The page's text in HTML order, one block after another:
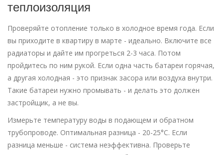
теплоизоляция
Проверяйте отопление только в холодное время года. Если
вы приходите в квартиру в марте - идеально. Включите все
радиаторы и дайте им прогреться 2-3 часа. Потом
пройдитесь по ним рукой. Если одна часть батареи горячая,
а другая холодная - это признак засора или воздуха внутри.
Такие батареи нужно промывать - и делать это должен
застройщик, а не вы.
Измерьте температуру воды в подающем и обратном
трубопроводе. Оптимальная разница - 20-25°C. Если
разница меньше - система неэффективна. Проверьте